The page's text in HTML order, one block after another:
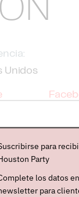
Unidos
es una
, icono
Su
fue“My
para
Party
los datos
para